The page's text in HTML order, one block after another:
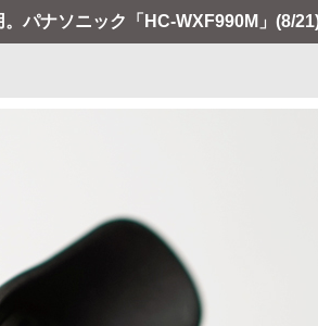
パナソニック「HC-WXF990M」 (8/